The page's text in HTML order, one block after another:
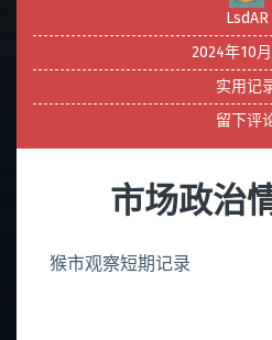
LsdAR
2024年10
实用记
留下评
市场政治
猴市观察短期记录